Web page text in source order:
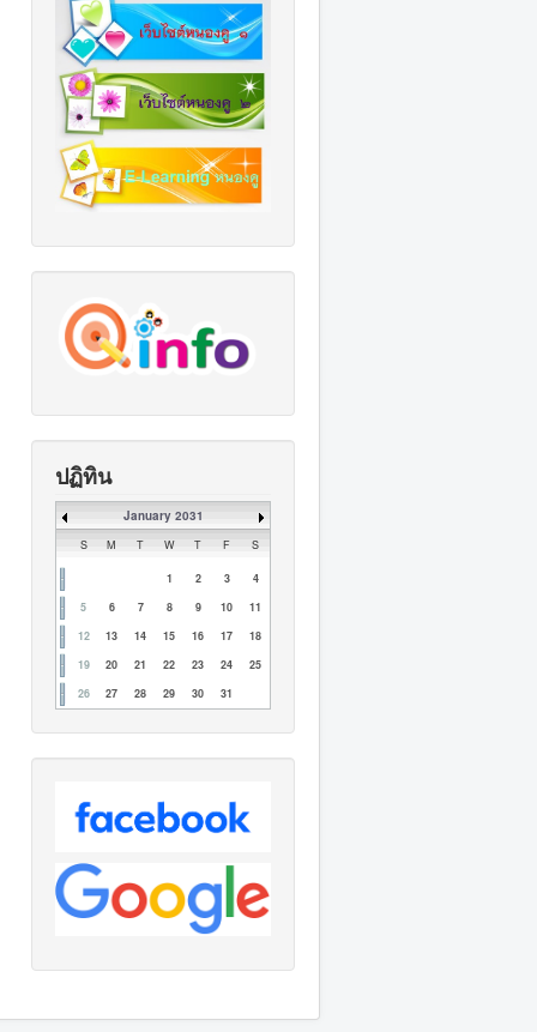
ปฏิทิน
January 2031
S M T W T F S
1 2 3
4
5
6 7 8 9 10
11
12
13 14 15 16 17
18
19
20 21 22 23 24
25
26
27 28 29 30 31